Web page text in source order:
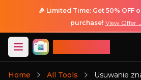
🎉 Limited Time: Get 50% OFF
purchase! View Offer
Home All Tools Usuwanie